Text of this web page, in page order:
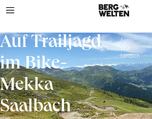
Auf Trailjagd
im Bike-
Mekka
Saalbach
Foto:
Lisa
Lantsch